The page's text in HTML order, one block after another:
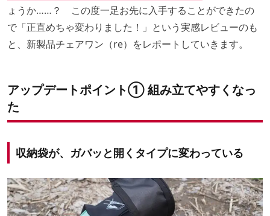
ょうか……？ この度一足お先に入手することができたの
で「正直めちゃ変わりました！」という実感レビューのも
と、新製品チェアワン（re）をレポートしていきます。
アップデートポイント① 組み立てやすくなっ
た
収納袋が、ガバッと開くタイプに変わっている